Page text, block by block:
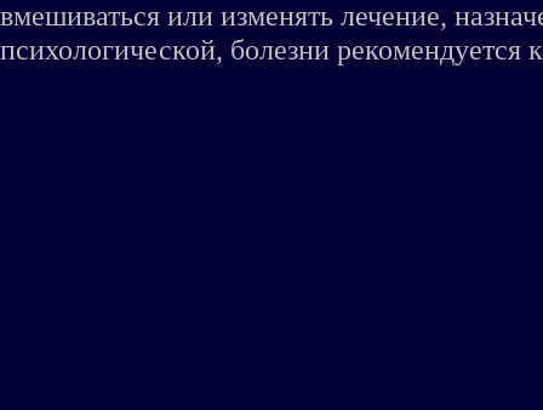
вмешиваться или изменять лечение,
психологической, болезни рекомендуется